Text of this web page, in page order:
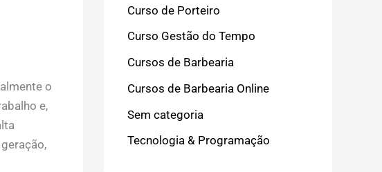
o
e,
Curso de Porteiro
Curso Gestão do Tempo
Cursos de Barbearia
Cursos de Barbearia Online
Sem categoria
Tecnologia & Programação